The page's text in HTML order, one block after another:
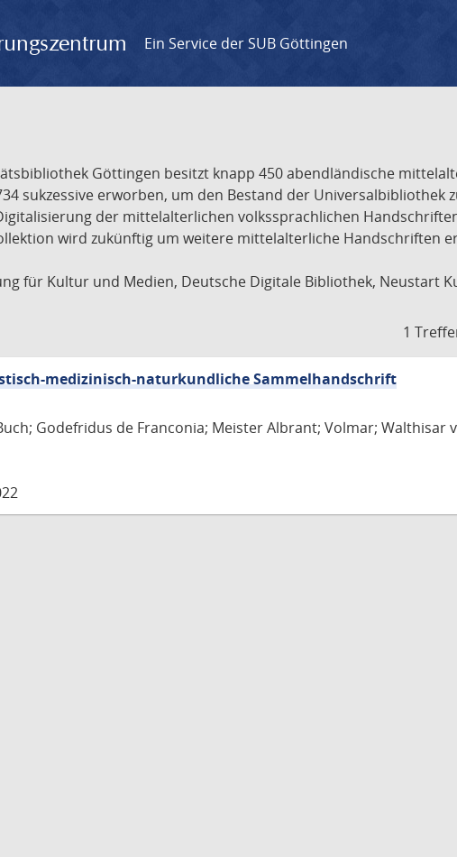
Ein Service der SUB Göttingen
Göttingen besitzt knapp 450 abendländische
sukzessive erworben, um den Bestand der Universalbibliothek
der mittelalterlichen volkssprachlichen
wird zukünftig um weitere mittelalterliche Handschriften
für Kultur und Medien, Deutsche Digitale Bibliothek, Neustart
1
medizinisch-naturkundliche Sammelhandschrift
Godefridus de Franconia; Meister Albrant; Volmar; Walthisar